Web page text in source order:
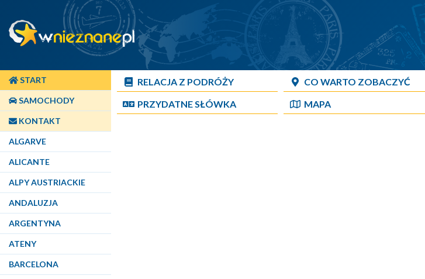
START
SAMOCHODY
KONTAKT
ALGARVE
ALICANTE
ALPY AUSTRIACKIE
ANDALUZJA
ARGENTYNA
ATENY
BARCELONA
RELACJA Z PODRÓŻY CO WARTO ZOBACZYĆ
PRZYDATNE SŁÓWKA
MAPA